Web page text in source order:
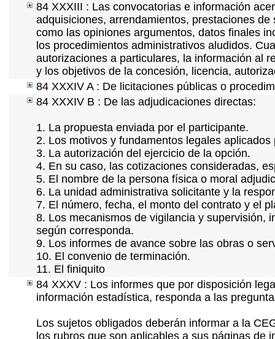
84 XXXIII : Las convocatorias e información
adquisiciones, arrendamientos, prestaciones
como las opiniones argumentos, datos finales
los procedimientos administrativos aludidos.
autorizaciones a particulares, la información al
y los objetivos de la concesión, licencia,
84 XXXIV A : De licitaciones públicas o
84 XXXIV B : De las adjudicaciones directas:
1. La propuesta enviada por el participante.
2. Los motivos y fundamentos legales
3. La autorización del ejercicio de la opción.
4. En su caso, las cotizaciones consideradas,
5. El nombre de la persona física o moral
6. La unidad administrativa solicitante y la
7. El número, fecha, el monto del contrato y el
8. Los mecanismos de vigilancia y supervisión,
según corresponda.
9. Los informes de avance sobre las obras o
10. El convenio de terminación.
11. El finiquito
84 XXXV : Los informes que por disposición
información estadística, responda a las
Los sujetos obligados deberán informar a la
los rubros que son aplicables a sus páginas de